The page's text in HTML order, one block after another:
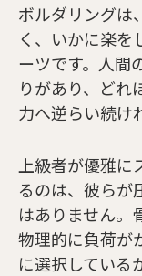
ボルダリングは
く、いかに楽を
ーツです。人間
りがあり、どれ
力へ逆らい続け
上級者が優雅
るのは、彼らが
はありません。
物理的に負荷が
に選択している